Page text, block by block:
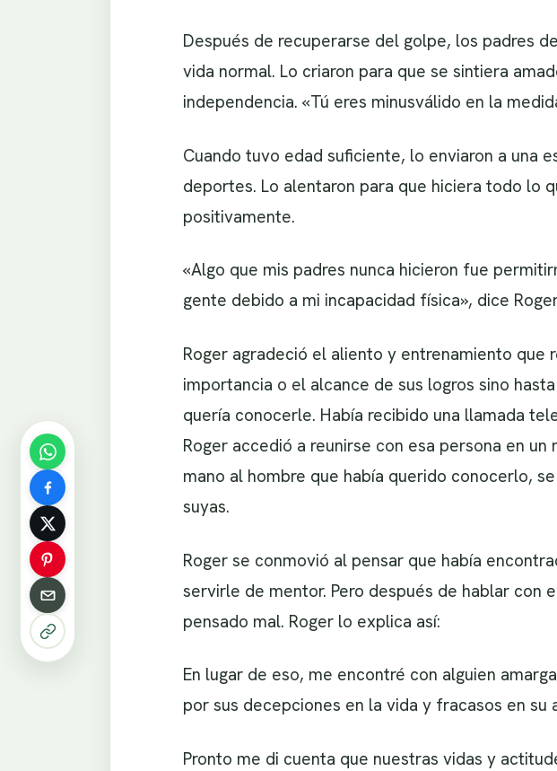
Después de recuperarse del golpe, los padres
vida normal. Lo criaron para que se sintiera
independencia. «Tú eres minusválido en la
Cuando tuvo edad suficiente, lo enviaron a una
deportes. Lo alentaron para que hiciera todo lo
positivamente.
«Algo que mis padres nunca hicieron fue
gente debido a mi incapacidad física», dice
Roger agradeció el aliento y entrenamiento
importancia o el alcance de sus logros sino
quería conocerle. Había recibido una llamada
Roger accedió a reunirse con esa persona en
mano al hombre que había querido conocerlo,
suyas.
Roger se conmovió al pensar que había
servirle de mentor. Pero después de hablar con
pensado mal. Roger lo explica así:
En lugar de eso, me encontré con alguien
por sus decepciones en la vida y fracasos en su
Pronto me di cuenta que nuestras vidas y